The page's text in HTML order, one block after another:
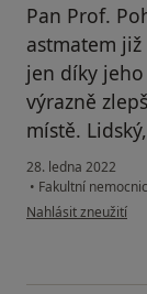
Pan Prof.
astmatem
jen díky
výrazně
místě.
28. ledna 2022
• Fakultní
podle názoru
Nahlásit zneužití